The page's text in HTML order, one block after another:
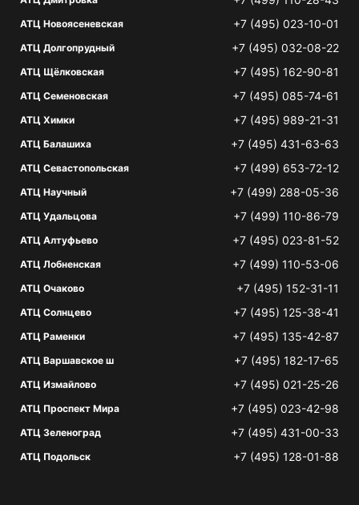
АТЦ Новоясеневская +7 (495) 023-10-01
АТЦ Долгопрудный +7 (495) 032-08-22
АТЦ Щёлковская +7 (495) 162-90-81
АТЦ Семеновская +7 (495) 085-74-61
АТЦ Химки +7 (495) 989-21-31
АТЦ Балашиха +7 (495) 431-63-63
АТЦ Севастопольская +7 (499) 653-72-12
АТЦ Научный +7 (499) 288-05-36
АТЦ Удальцова +7 (499) 110-86-79
АТЦ Алтуфьево +7 (495) 023-81-52
АТЦ Лобненская +7 (499) 110-53-06
АТЦ Очаково +7 (495) 152-31-11
АТЦ Солнцево +7 (495) 125-38-41
АТЦ Раменки +7 (495) 135-42-87
АТЦ Варшавское ш +7 (495) 182-17-65
АТЦ Измайлово +7 (495) 021-25-26
АТЦ Проспект Мира +7 (495) 023-42-98
АТЦ Зеленоград +7 (495) 431-00-33
АТЦ Подольск +7 (495) 128-01-88